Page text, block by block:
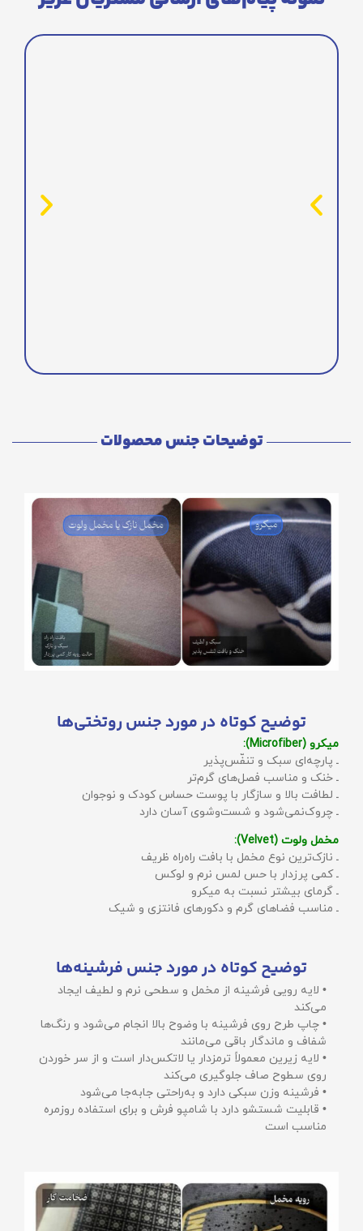
توضیحات جنس محصولات
توضیح کوتاه در مورد جنس روتختی‌ها
میکرو (Microfiber):
ـ پارچه‌ای سبک و تنفّس‌پذیر
ـ خنک و مناسب فصل‌های گرم‌تر
ـ لطافت بالا و سازگار با پوست حساس کودک و نوجوان
ـ چروک‌نمی‌شود و شست‌وشوی آسان دارد
مخمل ولوت (Velvet):
ـ نازک‌ترین نوع مخمل با بافت راه‌راه ظریف
ـ کمی پرزدار با حس لمس نرم و لوکس
ـ گرمای بیشتر نسبت به میکرو
ـ مناسب فضاهای گرم و دکورهای فانتزی و شیک
توضیح کوتاه در مورد جنس فرشینه‌ها
• لایه رویی فرشینه از مخمل و سطحی نرم و لطیف ایجاد
می‌کند
• چاپ طرح روی فرشینه با وضوح بالا انجام می‌شود و رنگ‌ها
شفاف و ماندگار باقی می‌مانند
• لایه زیرین معمولاً ترمزدار یا لاتکس‌دار است و از سر خوردن
روی سطوح صاف جلوگیری می‌کند
• فرشینه وزن سبکی دارد و به‌راحتی جابه‌جا می‌شود
• قابلیت شستشو دارد با شامپو فرش و برای استفاده روزمره
مناسب است